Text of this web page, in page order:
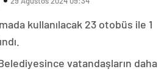
kullanılacak 23 otobüs ile 1
vatandaşların daha